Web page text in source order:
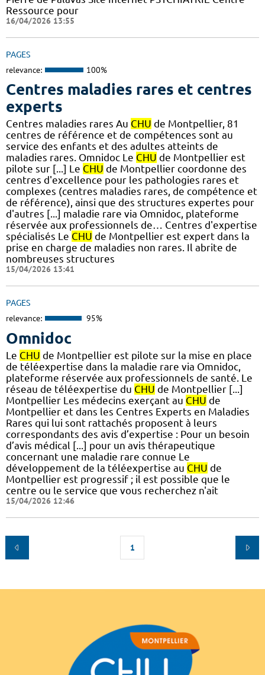
Ressource pour
16/04/2026 13:55
PAGES
relevance: 100%
Centres maladies rares et centres
experts
Centres maladies rares Au CHU de Montpellier, 81
centres de référence et de compétences sont au
service des enfants et des adultes atteints de
maladies rares. Omnidoc Le CHU de Montpellier est
pilote sur [...] Le CHU de Montpellier coordonne des
centres d'excellence pour les pathologies rares et
complexes (centres maladies rares, de compétence et
de référence), ainsi que des structures expertes pour
d'autres [...] maladie rare via Omnidoc, plateforme
réservée aux professionnels de… Centres d'expertise
spécialisés Le CHU de Montpellier est expert dans la
prise en charge de maladies non rares. Il abrite de
nombreuses structures
15/04/2026 13:41
PAGES
relevance: 95%
Omnidoc
Le CHU de Montpellier est pilote sur la mise en place
de téléexpertise dans la maladie rare via Omnidoc,
plateforme réservée aux professionnels de santé. Le
réseau de téléexpertise du CHU de Montpellier [...]
Montpellier Les médecins exerçant au CHU de
Montpellier et dans les Centres Experts en Maladies
Rares qui lui sont rattachés proposent à leurs
correspondants des avis d’expertise : Pour un besoin
d’avis médical [...] pour un avis thérapeutique
concernant une maladie rare connue Le
développement de la téléexpertise au CHU de
Montpellier est progressif ; il est possible que le
centre ou le service que vous recherchez n'ait
15/04/2026 12:46
1